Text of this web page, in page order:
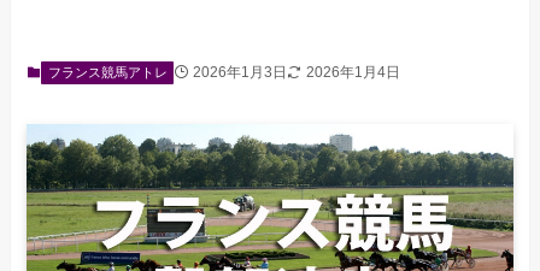
フランス競馬アトレ 2026年1月3日 2026年1月4日